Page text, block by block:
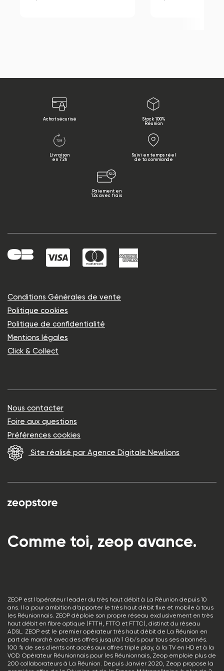
Achat sécurisé
Stock 100%
Réunion
Livraison
en 72h
Suivi en temps réel
de ta commande
Paiement en
12x avec frais
Comme toi, zeop avance.
ZEOP est l’opérateur leader du très haut débit à La Réunion depuis 10
ans. Il a pour ambition d’apporter le très haut débit fixe et mobile à tous
les Réunionnais. ZEOP déploie son propre réseau exclusivement en très
haut débit en fibre optique (FTTH, FTTO et FTTC), distinct du réseau
ADSL. ZEOP est le premier opérateur très haut débit de La Réunion en
part de marché avec des offres jusqu’à 1 Gb/s pour tous ses abonnés.
100 % de ses clients ont accès aux offres triple play, à la TV en HD et à la
VOD. Opérateur Réunionnais pour les Réunionnais, Zeop emploie plus de
200 collaborateurs à La Réunion. Depuis Janvier 2020, Zeop propose la
Conditions Générales de vente
Politique cookies
Politique de confidentialité
Mentions légales
Click & Collect
Nous contacter
Foire aux questions
Préférences cookies
Site réalisé par Agence Digitale Newlions